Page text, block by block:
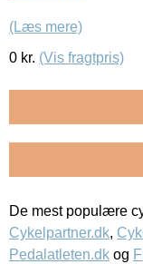
(Læs mere)
0 kr. (Vis fragtpris)
De mest populære
Cykelpartner.dk,
Pedalatleten.dk og